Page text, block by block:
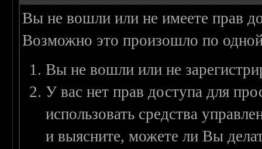
Вы не вошли или не имеете прав
Возможно это произошло по
Вы не вошли или не
У вас нет прав доступа для
использовать средства
и выясните, можете ли Вы